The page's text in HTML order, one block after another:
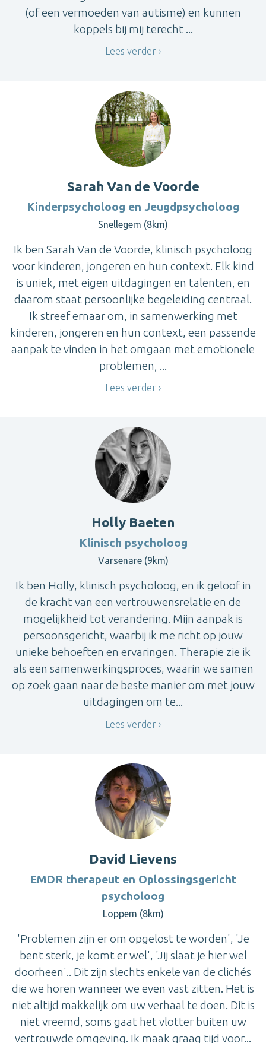
(of een vermoeden van autisme) en kunnen
koppels bij mij terecht ...
Lees verder
Sarah Van de Voorde
Kinderpsycholoog en Jeugdpsycholoog
Snellegem (8km)
Ik ben Sarah Van de Voorde, klinisch psycholoog
voor kinderen, jongeren en hun context. Elk kind
is uniek, met eigen uitdagingen en talenten, en
daarom staat persoonlijke begeleiding centraal.
Ik streef ernaar om, in samenwerking met
kinderen, jongeren en hun context, een passende
aanpak te vinden in het omgaan met emotionele
problemen, ...
Lees verder
Holly Baeten
Klinisch psycholoog
Varsenare (9km)
Ik ben Holly, klinisch psycholoog, en ik geloof in
de kracht van een vertrouwensrelatie en de
mogelijkheid tot verandering. Mijn aanpak is
persoonsgericht, waarbij ik me richt op jouw
unieke behoeften en ervaringen. Therapie zie ik
als een samenwerkingsproces, waarin we samen
op zoek gaan naar de beste manier om met jouw
uitdagingen om te...
Lees verder
David Lievens
EMDR therapeut en Oplossingsgericht
psycholoog
Loppem (8km)
'Problemen zijn er om opgelost te worden', 'Je
bent sterk, je komt er wel', 'Jij slaat je hier wel
doorheen'.. Dit zijn slechts enkele van de clichés
die we horen wanneer we even vast zitten. Het is
niet altijd makkelijk om uw verhaal te doen. Dit is
niet vreemd, soms gaat het vlotter buiten uw
vertrouwde omgeving. Ik maak graag tijd voor...